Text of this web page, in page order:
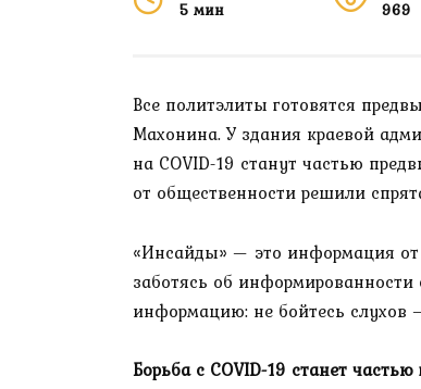
5 мин 969
Все политэлиты готовятся
Махонина. У здания краевой
на COVID-19 станут частью
от общественности решили
«Инсайды» — это информация
заботясь об информированности
информацию: не бойтесь слухов
Борьба с COVID-19 станет